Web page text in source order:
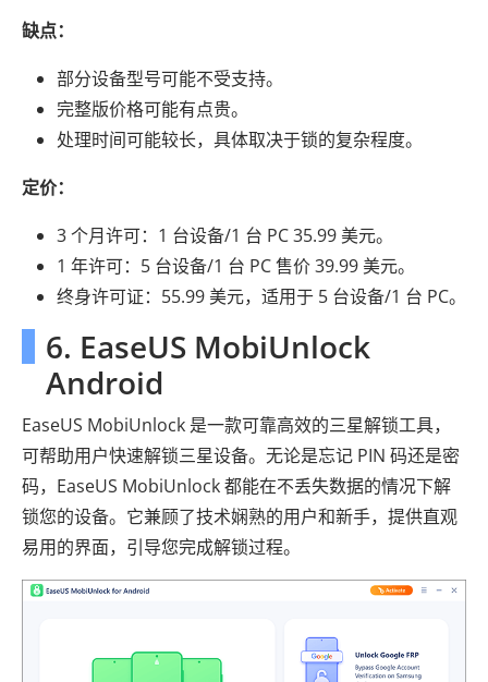
缺点：
部分设备型号可能不受支持。
完整版价格可能有点贵。
处理时间可能较长，具体取决于锁的复杂程度。
定价：
3 个月许可：1 台设备/1 台 PC 35.99 美元。
1 年许可：5 台设备/1 台 PC 售价 39.99 美元。
终身许可证：55.99 美元，适用于 5 台设备/1 台 PC。
6. EaseUS MobiUnlock
Android
EaseUS MobiUnlock 是一款可靠高效的三星解锁工具，
可帮助用户快速解锁三星设备。无论是忘记 PIN 码还是密
码，EaseUS MobiUnlock 都能在不丢失数据的情况下解
锁您的设备。它兼顾了技术娴熟的用户和新手，提供直观
易用的界面，引导您完成解锁过程。